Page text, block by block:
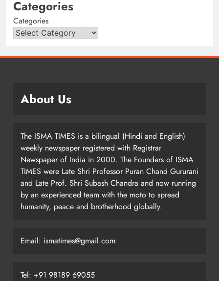
Categories
Categories
About Us
The ISMA TIMES is a bilingual (Hindi and English)
weekly newspaper registered with Registrar
Newspaper of India in 2000. The Founders of ISMA
TIMES were Late Shri Professor Puran Chand Gururani
and Late Prof. Shri Subash Chandra and now running
by an experienced team with the moto to spread
humanity, peace and brotherhood globally.
Email: ismatimes@gmail.com
Tel: +91 98189 69055